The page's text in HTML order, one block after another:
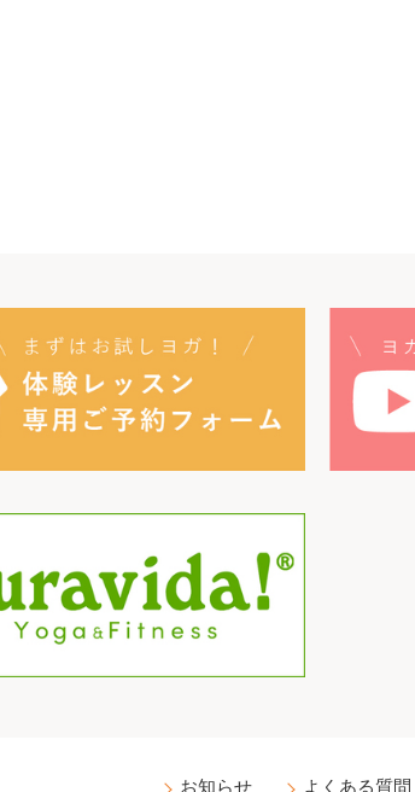
お知らせ よくある質問